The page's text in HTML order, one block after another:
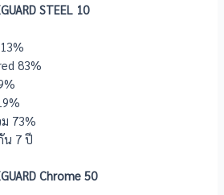
STEEL 10
83%
73%
น 7 ปี
Chrome 50